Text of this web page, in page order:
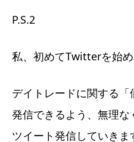
P.S.2
私、初めてTwitterを始
デイトレードに関する「
発信できるよう、無理な
ツイート発信していきま